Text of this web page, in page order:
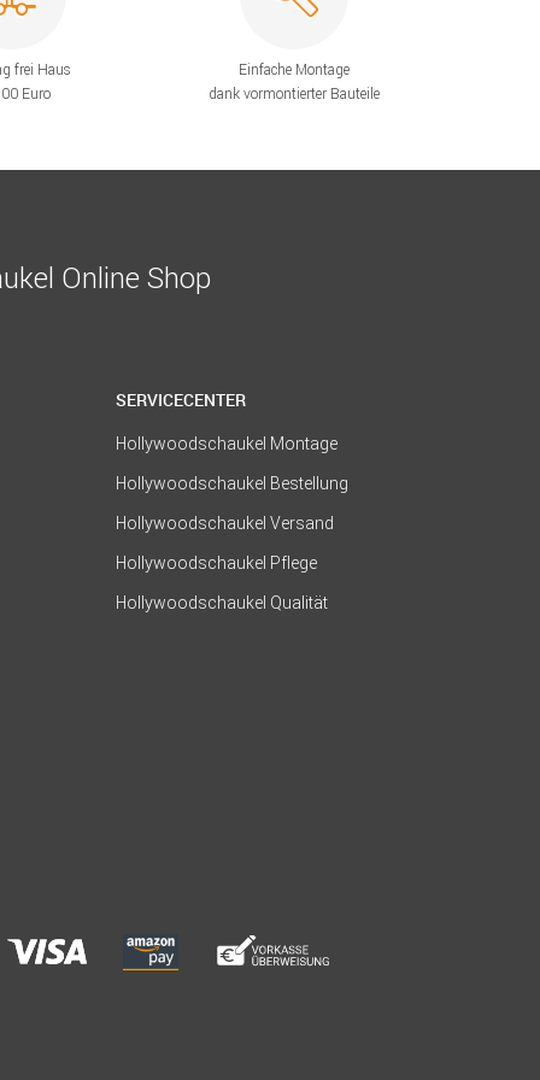
frei Haus
Euro
Einfache Montage
dank vormontierter Bauteile
Online Shop
SERVICECENTER
Hollywoodschaukel Montage
Hollywoodschaukel Bestellung
Hollywoodschaukel Versand
Hollywoodschaukel Pflege
Hollywoodschaukel Qualität